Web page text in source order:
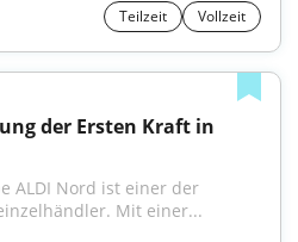
Teilzeit Vollzeit
ALDI Nord ist einer der
Mit einer...